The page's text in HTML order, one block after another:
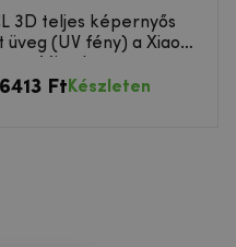
3D teljes képernyős
üveg (UV fény) a Xiaomi
6413 Ft Készleten